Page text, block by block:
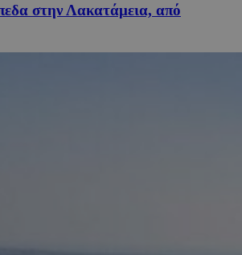
στην Λακατάμεια, από